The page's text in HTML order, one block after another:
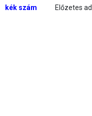
kék szám Előzetes